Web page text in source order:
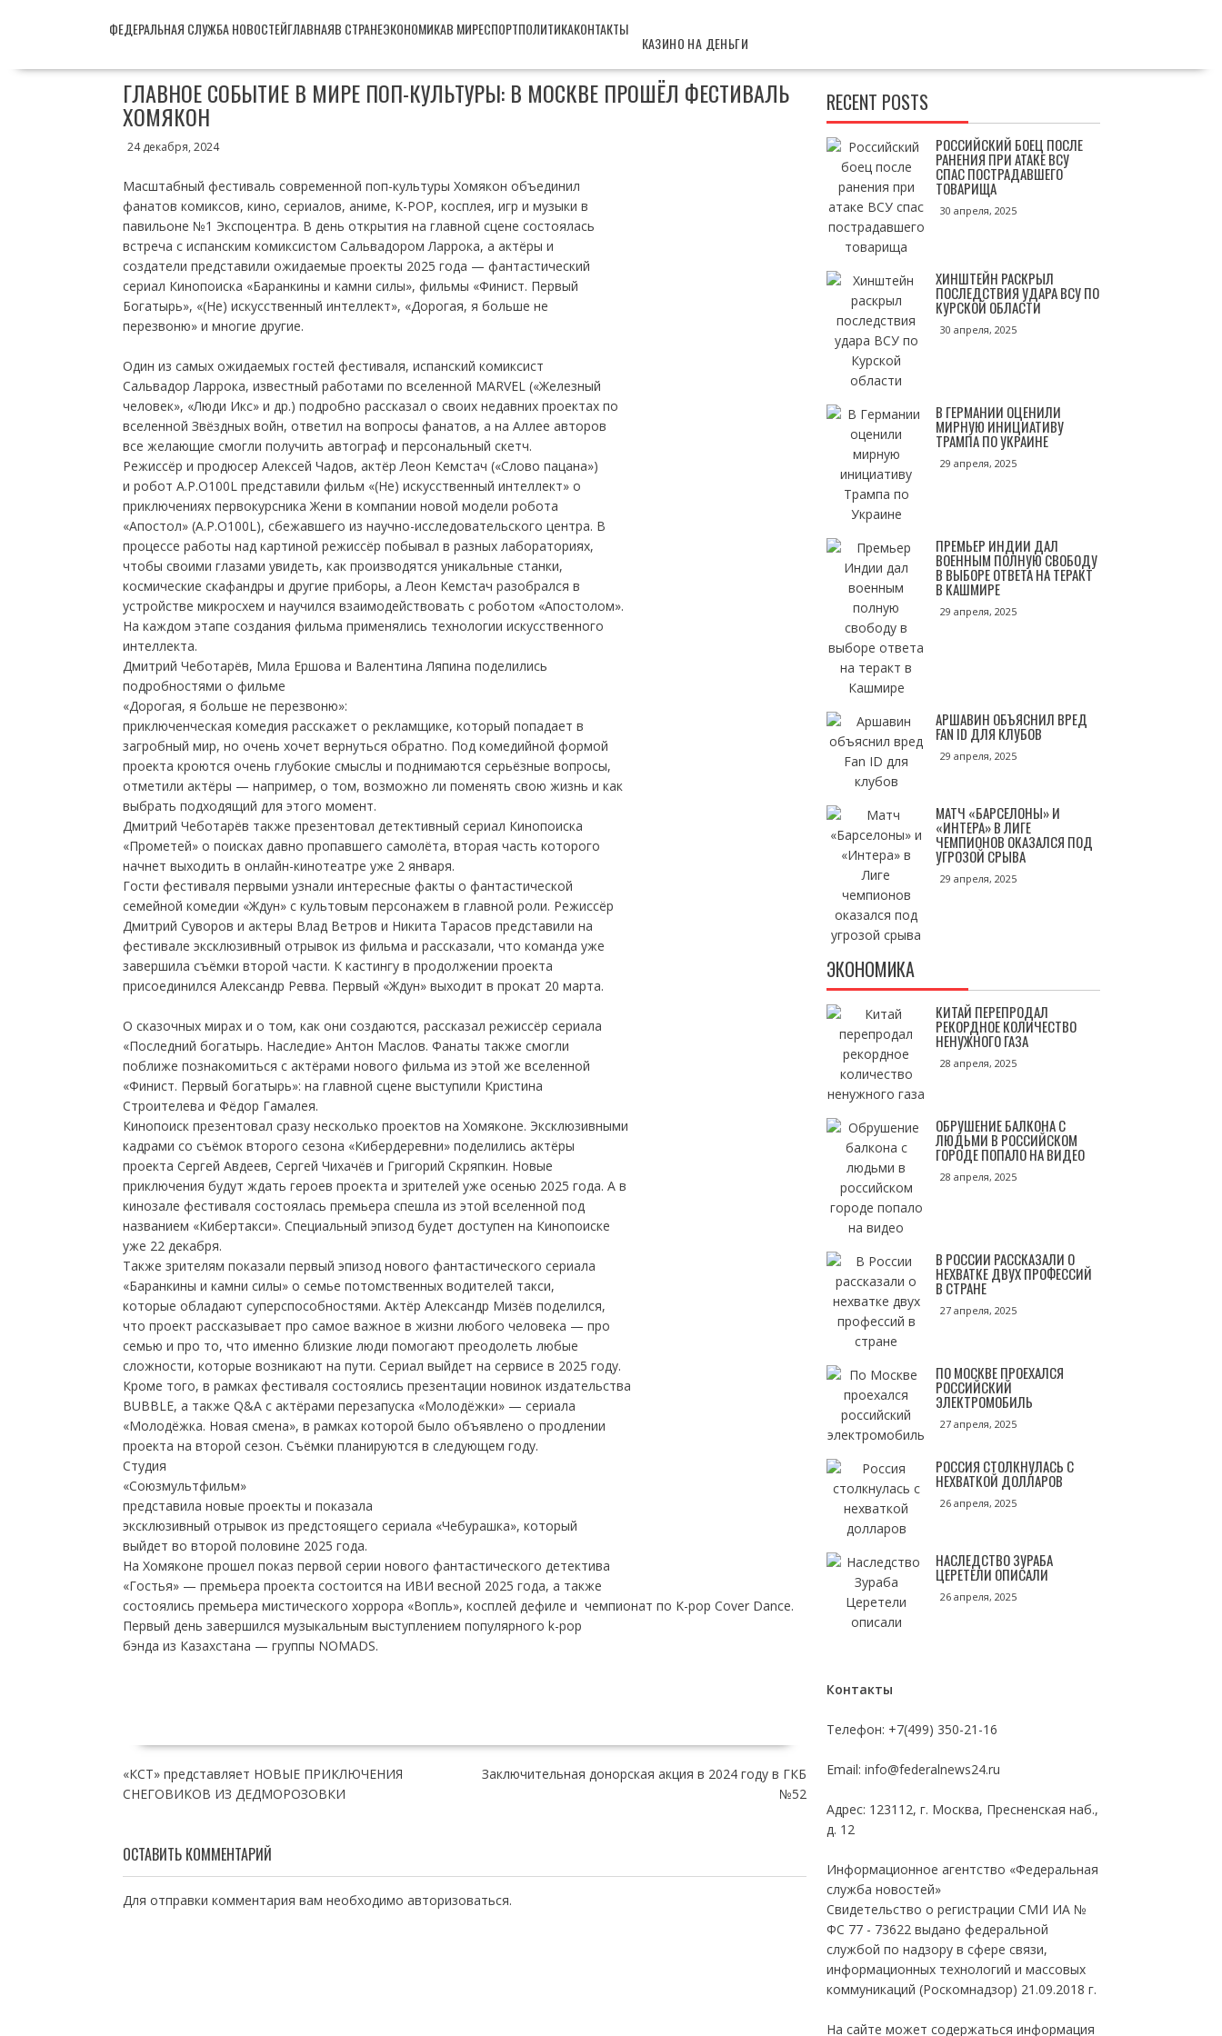
ФЕДЕРАЛЬНАЯ СЛУЖБА НОВОСТЕЙГЛАВНАЯВ СТРАНЕЭКОНОМИКАВ МИРЕСПОРТПОЛИТИКАКОНТАКТЫ
КАЗИНО НА ДЕНЬГИ
ГЛАВНОЕ СОБЫТИЕ В МИРЕ ПОП-КУЛЬТУРЫ: В МОСКВЕ ПРОШЁЛ ФЕСТИВАЛЬ
ХОМЯКОН
24 декабря, 2024
Масштабный фестиваль современной поп-культуры Хомякон объединил
фанатов комиксов, кино, сериалов, аниме, K-POP, косплея, игр и музыки в
павильоне №1 Экспоцентра. В день открытия на главной сцене состоялась
встреча с испанским комиксистом Сальвадором Ларрока, а актёры и
создатели представили ожидаемые проекты 2025 года — фантастический
сериал Кинопоиска «Баранкины и камни силы», фильмы «Финист. Первый
Богатырь», «(Не) искусственный интеллект», «Дорогая, я больше не
перезвоню» и многие другие.
Один из самых ожидаемых гостей фестиваля, испанский комиксист
Сальвадор Ларрока, известный работами по вселенной MARVEL («Железный
человек», «Люди Икс» и др.) подробно рассказал о своих недавних проектах по
вселенной Звёздных войн, ответил на вопросы фанатов, а на Аллее авторов
все желающие смогли получить автограф и персональный скетч.
Режиссёр и продюсер Алексей Чадов, актёр Леон Кемстач («Слово пацана»)
и робот A.P.O100L представили фильм «(Не) искусственный интеллект» о
приключениях первокурсника Жени в компании новой модели робота
«Апостол» (A.P.O100L), сбежавшего из научно-исследовательского центра. В
процессе работы над картиной режиссёр побывал в разных лабораториях,
чтобы своими глазами увидеть, как производятся уникальные станки,
космические скафандры и другие приборы, а Леон Кемстач разобрался в
устройстве микросхем и научился взаимодействовать с роботом «Апостолом».
На каждом этапе создания фильма применялись технологии искусственного
интеллекта.
Дмитрий Чеботарёв, Мила Ершова и Валентина Ляпина поделились
подробностями о фильме
«Дорогая, я больше не перезвоню»:
приключенческая комедия расскажет о рекламщике, который попадает в
загробный мир, но очень хочет вернуться обратно. Под комедийной формой
проекта кроются очень глубокие смыслы и поднимаются серьёзные вопросы,
отметили актёры — например, о том, возможно ли поменять свою жизнь и как
выбрать подходящий для этого момент.
Дмитрий Чеботарёв также презентовал детективный сериал Кинопоиска
«Прометей» о поисках давно пропавшего самолёта, вторая часть которого
начнет выходить в онлайн-кинотеатре уже 2 января.
Гости фестиваля первыми узнали интересные факты о фантастической
семейной комедии «Ждун» с культовым персонажем в главной роли. Режиссёр
Дмитрий Суворов и актеры Влад Ветров и Никита Тарасов представили на
фестивале эксклюзивный отрывок из фильма и рассказали, что команда уже
завершила съёмки второй части. К кастингу в продолжении проекта
присоединился Александр Ревва. Первый «Ждун» выходит в прокат 20 марта.
О сказочных мирах и о том, как они создаются, рассказал режиссёр сериала
«Последний богатырь. Наследие» Антон Маслов. Фанаты также смогли
поближе познакомиться с актёрами нового фильма из этой же вселенной
«Финист. Первый богатырь»: на главной сцене выступили Кристина
Строителева и Фёдор Гамалея.
Кинопоиск презентовал сразу несколько проектов на Хомяконе. Эксклюзивными
кадрами со съёмок второго сезона «Кибердеревни» поделились актёры
проекта Сергей Авдеев, Сергей Чихачёв и Григорий Скряпкин. Новые
приключения будут ждать героев проекта и зрителей уже осенью 2025 года. А в
кинозале фестиваля состоялась премьера спешла из этой вселенной под
названием «Кибертакси». Специальный эпизод будет доступен на Кинопоиске
уже 22 декабря.
Также зрителям показали первый эпизод нового фантастического сериала
«Баранкины и камни силы» о семье потомственных водителей такси,
которые обладают суперспособностями. Актёр Александр Мизёв поделился,
что проект рассказывает про самое важное в жизни любого человека — про
семью и про то, что именно близкие люди помогают преодолеть любые
сложности, которые возникают на пути. Сериал выйдет на сервисе в 2025 году.
Кроме того, в рамках фестиваля состоялись презентации новинок издательства
BUBBLE, а также Q&A с актёрами перезапуска «Молодёжки» — сериала
«Молодёжка. Новая смена», в рамках которой было объявлено о продлении
проекта на второй сезон. Съёмки планируются в следующем году.
Студия
«Союзмультфильм»
представила новые проекты и показала
эксклюзивный отрывок из предстоящего сериала «Чебурашка», который
выйдет во второй половине 2025 года.
На Хомяконе прошел показ первой серии нового фантастического детектива
«Гостья» — премьера проекта состоится на ИВИ весной 2025 года, а также
состоялись премьера мистического хоррора «Вопль», косплей дефиле и чемпионат по K-pop Сover Dance.
Первый день завершился музыкальным выступлением популярного k-pop
бэнда из Казахстана — группы NOMADS.
НАВИГАЦИЯ
ПО
«КСТ» представляет НОВЫЕ ПРИКЛЮЧЕНИЯ
СНЕГОВИКОВ ИЗ ДЕДМОРОЗОВКИ
Заключительная донорская акция в 2024 году в ГКБ
№52
ОСТАВИТЬ КОММЕНТАРИЙ
Для отправки комментария вам необходимо авторизоваться.
RECENT POSTS
РОССИЙСКИЙ БОЕЦ ПОСЛЕ
РАНЕНИЯ ПРИ АТАКЕ ВСУ
СПАС ПОСТРАДАВШЕГО
ТОВАРИЩА
30 апреля, 2025
ХИНШТЕЙН РАСКРЫЛ
ПОСЛЕДСТВИЯ УДАРА ВСУ ПО
КУРСКОЙ ОБЛАСТИ
30 апреля, 2025
В ГЕРМАНИИ ОЦЕНИЛИ
МИРНУЮ ИНИЦИАТИВУ
ТРАМПА ПО УКРАИНЕ
29 апреля, 2025
ПРЕМЬЕР ИНДИИ ДАЛ
ВОЕННЫМ ПОЛНУЮ СВОБОДУ
В ВЫБОРЕ ОТВЕТА НА ТЕРАКТ
В КАШМИРЕ
29 апреля, 2025
АРШАВИН ОБЪЯСНИЛ ВРЕД
FAN ID ДЛЯ КЛУБОВ
29 апреля, 2025
МАТЧ «БАРСЕЛОНЫ» И
«ИНТЕРА» В ЛИГЕ
ЧЕМПИОНОВ ОКАЗАЛСЯ ПОД
УГРОЗОЙ СРЫВА
29 апреля, 2025
ЭКОНОМИКА
КИТАЙ ПЕРЕПРОДАЛ
РЕКОРДНОЕ КОЛИЧЕСТВО
НЕНУЖНОГО ГАЗА
28 апреля, 2025
ОБРУШЕНИЕ БАЛКОНА С
ЛЮДЬМИ В РОССИЙСКОМ
ГОРОДЕ ПОПАЛО НА ВИДЕО
28 апреля, 2025
В РОССИИ РАССКАЗАЛИ О
НЕХВАТКЕ ДВУХ ПРОФЕССИЙ
В СТРАНЕ
27 апреля, 2025
ПО МОСКВЕ ПРОЕХАЛСЯ
РОССИЙСКИЙ
ЭЛЕКТРОМОБИЛЬ
27 апреля, 2025
РОССИЯ СТОЛКНУЛАСЬ С
НЕХВАТКОЙ ДОЛЛАРОВ
26 апреля, 2025
НАСЛЕДСТВО ЗУРАБА
ЦЕРЕТЕЛИ ОПИСАЛИ
26 апреля, 2025
Контакты
Телефон: +7(499) 350-21-16
Email: info@federalnews24.ru
Адрес: 123112, г. Москва, Пресненская наб.,
д. 12
Информационное агентство «Федеральная
служба новостей»
Свидетельство о регистрации СМИ ИА №
ФС 77 - 73622 выдано федеральной
службой по надзору в сфере связи,
информационных технологий и массовых
коммуникаций (Роскомнадзор) 21.09.2018 г.
На сайте может содержаться информация